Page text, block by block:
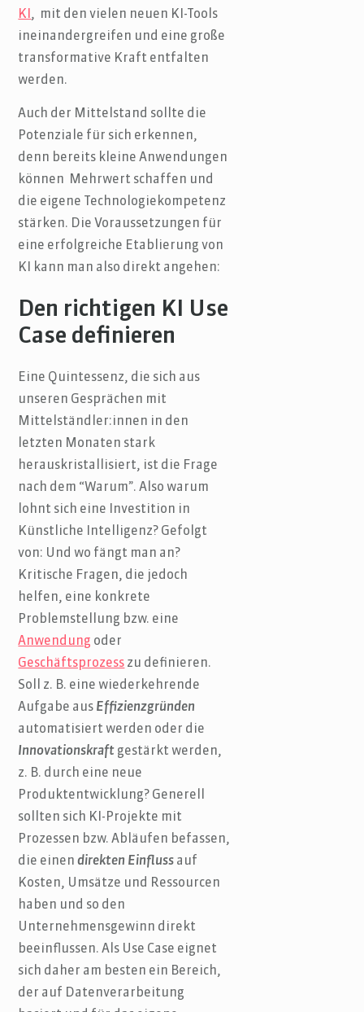
KI , mit den vielen neuen KI-Tools
ineinandergreifen und eine große
transformative Kraft entfalten
werden.
Auch der Mittelstand sollte die
Potenziale für sich erkennen,
denn bereits kleine Anwendungen
können Mehrwert schaffen und
die eigene Technologiekompetenz
stärken. Die Voraussetzungen für
eine erfolgreiche Etablierung von
KI kann man also direkt angehen:
Den richtigen KI Use
Case definieren
Eine Quintessenz, die sich aus
unseren Gesprächen mit
Mittelständler:innen in den
letzten Monaten stark
herauskristallisiert, ist die Frage
nach dem “Warum”. Also warum
lohnt sich eine Investition in
Künstliche Intelligenz? Gefolgt
von: Und wo fängt man an?
Kritische Fragen, die jedoch
helfen, eine konkrete
Problemstellung bzw. eine
Anwendung oder
Geschäftsprozess zu definieren.
Soll z. B. eine wiederkehrende
Aufgabe aus Effizienzgründen
automatisiert werden oder die
Innovationskraft gestärkt werden,
z. B. durch eine neue
Produktentwicklung? Generell
sollten sich KI-Projekte mit
Prozessen bzw. Abläufen befassen,
die einendirekten Einfluss auf
Kosten, Umsätze und Ressourcen
haben und so den
Unternehmensgewinn direkt
beeinflussen. Als Use Case eignet
sich daher am besten ein Bereich,
der auf Datenverarbeitung